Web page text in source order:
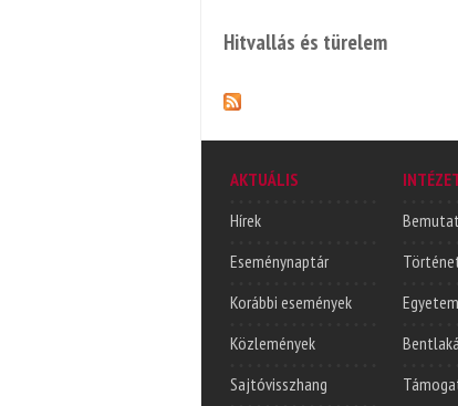
Hitvallás és türelem
AKTUÁLIS
Hírek
Eseménynaptár
Korábbi események
Közlemények
Sajtóvisszhang